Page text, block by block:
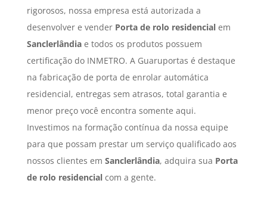
rigorosos, nossa empresa está autorizada a
desenvolver e vender Porta de rolo residencialem
Sanclerlândiae todos os produtos possuem
certificação do INMETRO. A Guaruportas é destaque
na fabricação de porta de enrolar automática
residencial, entregas sem atrasos, total garantia e
menor preço você encontra somente aqui.
Investimos na formação contínua da nossa equipe
para que possam prestar um serviço qualificado aos
nossos clientes em Sanclerlândia, adquira sua Porta
de rolo residencialcom a gente.